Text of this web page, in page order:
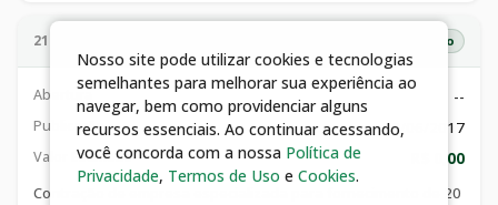
297mm, largura 210mm, formato a4, cor branca, contendo 10
pacotes de 500 folhas em cada caixa.
2180 Encerrado
Abertura --
Publicação 08/06/2017
Valor Estimado
R$ 0,00
Contração de empresa especializada para fornecimento de 20
Nosso site pode utilizar cookies e tecnologias
semelhantes para melhorar sua experiência ao
navegar, bem como providenciar alguns
recursos essenciais. Ao continuar acessando,
você concorda com a nossa Política de
Privacidade, Termos de Uso e Cookies.